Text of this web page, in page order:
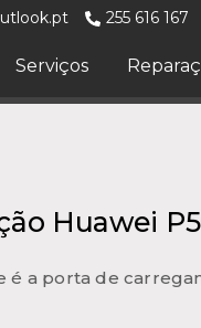
255 616 167
Serviços
Huawei
é a porta de